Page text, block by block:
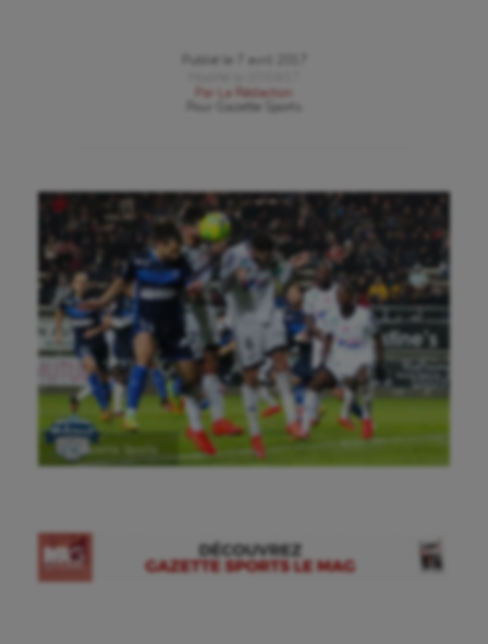
Publié le
7 avril 2017
Par
La Rédaction
Gazette Sports
Ⓒ Gazette Sports